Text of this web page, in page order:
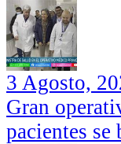
3 Agosto,
Gran
pacientes se